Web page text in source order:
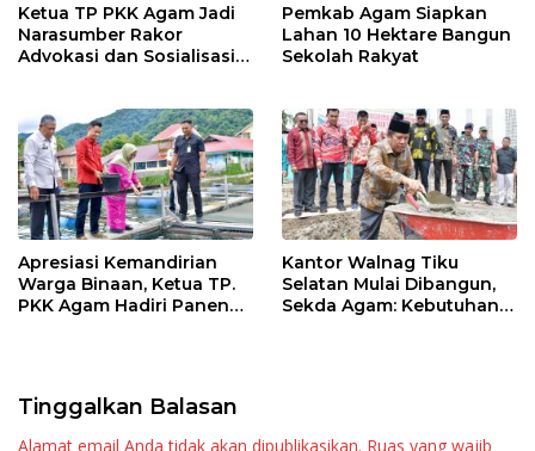
Ketua TP PKK Agam Jadi
Narasumber Rakor
Advokasi dan Sosialisasi
Pemkab Agam Siapkan
Lahan 10 Hektare Bangun
Sekolah Rakyat
Apresiasi Kemandirian
Warga Binaan, Ketua TP.
PKK Agam Hadiri Panen
Kantor Walnag Tiku
Selatan Mulai Dibangun,
Sekda Agam: Kebutuhan
Tinggalkan Balasan
Alamat email Anda tidak akan dipublikasikan. Ruas yang wajib